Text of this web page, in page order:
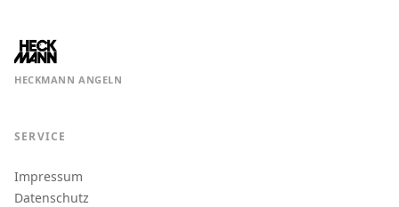
HECKMANN ANGELN
SERVICE
Impressum
Datenschutz